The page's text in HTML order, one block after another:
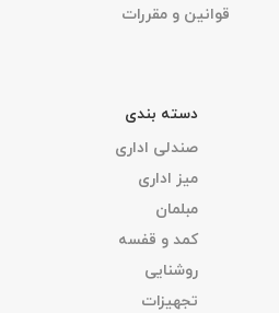
قوانین و مقررات
دسته بندی
صندلی اداری
میز اداری
مبلمان
کمد و قفسه
روشنایی
تجهیزات